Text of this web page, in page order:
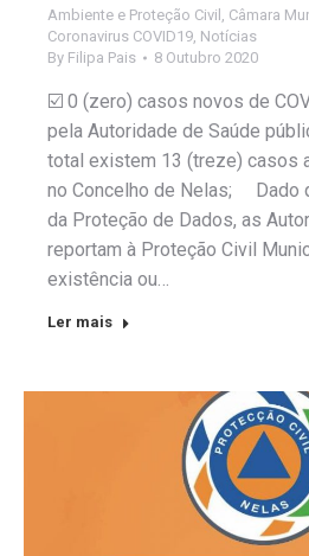
Ambiente e Proteção Civil , Câmara
Coronavirus COVID19, Notícias
By Filipa Pais 8 Outubro 2020
☑️ 0 (zero) casos novos de
pela Autoridade de Saúde
total existem 13 (treze) casos
no Concelho de Nelas; Dado
da Proteção de Dados, as
reportam à Proteção Civil
existência ou…
Ler mais